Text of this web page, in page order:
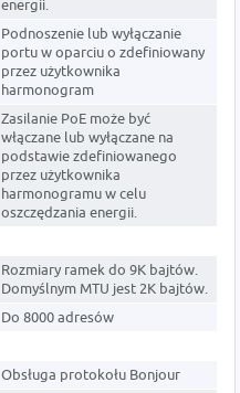
energii.
Podnoszenie lub wyłączanie
portu w oparciu o zdefiniowany
przez użytkownika
harmonogram
Zasilanie PoE może być
włączane lub wyłączane na
podstawie zdefiniowanego
przez użytkownika
harmonogramu w celu
oszczędzania energii.
Rozmiary ramek do 9K bajtów.
Domyślnym MTU jest 2K bajtów.
Do 8000 adresów
Obsługa protokołu Bonjour